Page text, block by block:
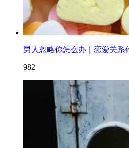
男人忽略你怎么办｜恋爱关系
982